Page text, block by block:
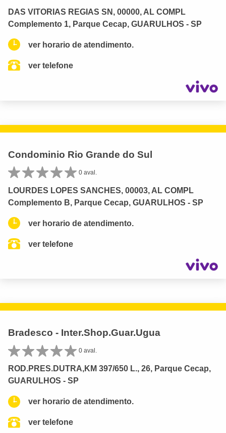
DAS VITORIAS REGIAS SN, 00000, AL COMPL
Complemento 1, Parque Cecap, GUARULHOS - SP
ver horario de atendimento.
ver telefone
Condominio Rio Grande do Sul
0 aval.
LOURDES LOPES SANCHES, 00003, AL COMPL
Complemento B, Parque Cecap, GUARULHOS - SP
ver horario de atendimento.
ver telefone
Bradesco - Inter.Shop.Guar.Ugua
0 aval.
ROD.PRES.DUTRA,KM 397/650 L., 26, Parque Cecap,
GUARULHOS - SP
ver horario de atendimento.
ver telefone